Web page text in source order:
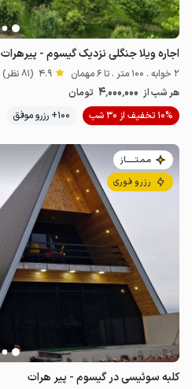
اجاره ویلا جنگلی نزدیک گیسوم - پیرهرات
2 خوابه . 100 متر . تا 6 مهمان 4.9 (81 نظر)
هر شب از 4٬000٬000 تومان
10% تخفیف از 30 شب
100+ رزرو موفق
مـمـتــــــاز
رزرو فوری
کلبه سوئیسی در گیسوم - پیر هرات